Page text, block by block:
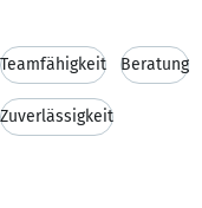
Teamfähigkeit Beratung
Zuverlässigkeit